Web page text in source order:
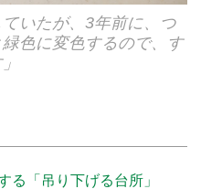
いたが、3年前に、つ
色に変色するので、す
「吊り下げる台所」